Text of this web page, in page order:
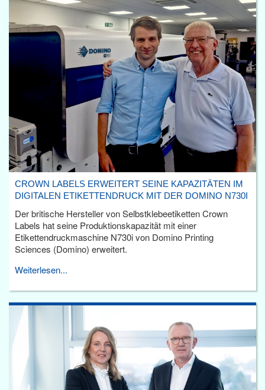
CROWN LABELS ERWEITERT SEINE KAPAZITÄTEN IM
DIGITALEN ETIKETTENDRUCK MIT DER DOMINO N730I
Der britische Hersteller von Selbstklebeetiketten Crown
Labels hat seine Produktionskapazität mit einer
Etikettendruckmaschine N730i von Domino Printing
Sciences (Domino) erweitert.
Weiterlesen...